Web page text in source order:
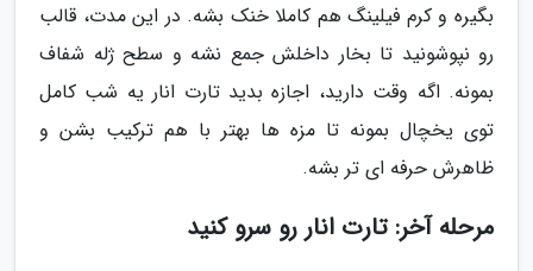
بگیره و کرم فیلینگ هم کاملا خنک بشه. در این مدت، قالب
رو نپوشونید تا بخار داخلش جمع نشه و سطح ژله شفاف
بمونه. اگه وقت دارید، اجازه بدید تارت انار یه شب کامل
توی یخچال بمونه تا مزه ها بهتر با هم ترکیب بشن و
ظاهرش حرفه ای تر بشه.
مرحله آخر: تارت انار رو سرو کنید